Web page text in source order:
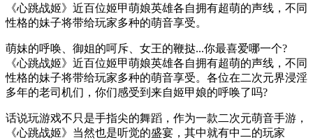
《心跳战姬》近百位姬甲萌娘英雄各自拥有超萌的声线，不同
性格的妹子将带给玩家多种的萌音享受。
萌妹的呼唤、御姐的呵斥、女王的鞭挞...你最喜爱哪一个?
《心跳战姬》近百位姬甲萌娘英雄各自拥有超萌的声线，不同
性格的妹子将带给玩家多种的萌音享受。各位在二次元界浸淫
多年的老司机们，你们感受到来自姬甲娘的呼唤了吗?
话说玩游戏不只是手指尖的舞蹈，作为一款二次元萌音手游，
《心跳战姬》当然也是听觉的盛宴，其中就有中二的玩家